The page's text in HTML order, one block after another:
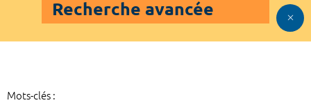
Recherche avancée
Mots-clés :